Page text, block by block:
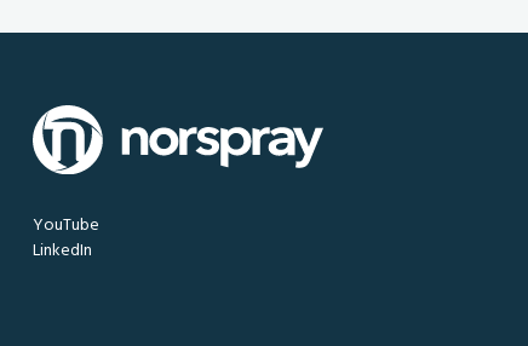
YouTube
LinkedIn